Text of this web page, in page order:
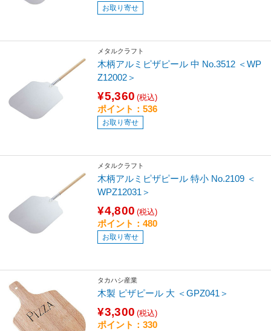
お取り寄せ
メタルクラフト
木柄アルミピザピール 中 No.3512 ＜WP
Z12002＞
¥5,360 (税込)
ポイント：536
お取り寄せ
メタルクラフト
木柄アルミピザピール 特小 No.2109 ＜
WPZ12031＞
¥4,800 (税込)
ポイント：480
お取り寄せ
タカハシ産業
木製 ピザピール 大 ＜GPZ041＞
¥3,300 (税込)
ポイント：330